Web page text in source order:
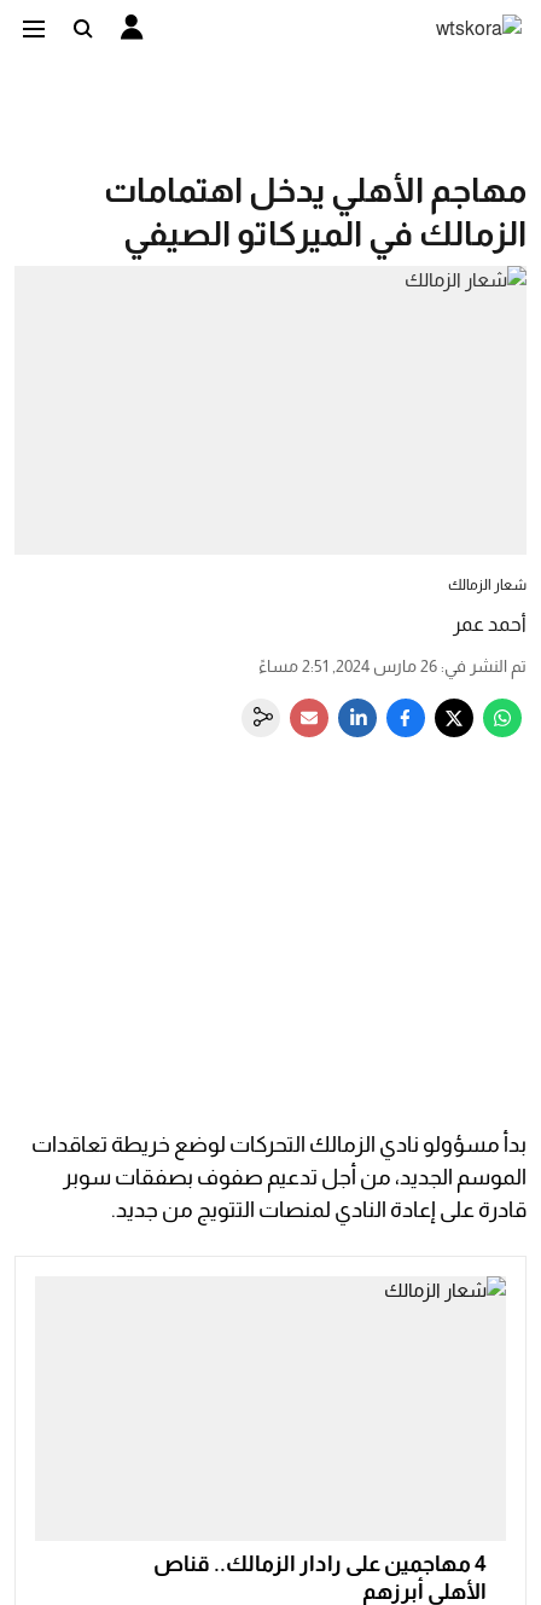
مهاجم الأهلي يدخل اهتمامات
الزمالك في الميركاتو الصيفي
شعار الزمالك
أحمد عمر
تم النشر في: 26 مارس 2024, 2:51 مساءً
بدأ مسؤولو نادي الزمالك التحركات لوضع خريطة تعاقدات
الموسم الجديد، من أجل تدعيم صفوف بصفقات سوبر
قادرة على إعادة النادي لمنصات التتويج من جديد.
4 مهاجمين على رادار الزمالك.. قناص
الأهلي أبرزهم